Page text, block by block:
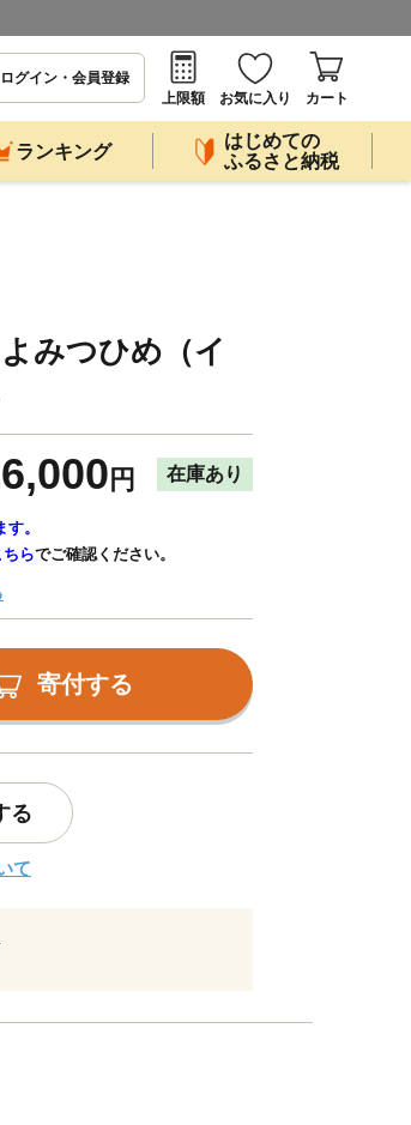
ログイン・会員登録
上限額
お気に入り カート
ランキング
はじめての
ふるさと納税
みつひめ（イ
円 在庫あり
。
ちらでご確認ください。
寄付する
る
て